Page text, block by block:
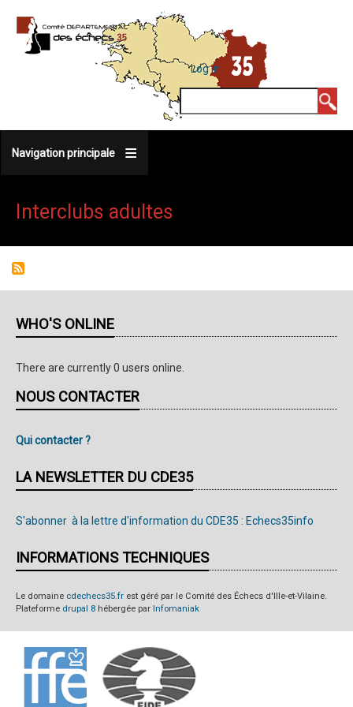
main
MENU
DU
COMPTE
DE
Log in
Navigation principale
Interclubs adultes
WHO'S ONLINE
There are currently 0 users online.
NOUS CONTACTER
Qui contacter ?
LA NEWSLETTER DU CDE35
S'abonner à la lettre d'information du CDE35 : Echecs35info
INFORMATIONS TECHNIQUES
Le domaine cdechecs35.fr est géré par le Comité des Échecs d'Ille-et-Vilaine.
Plateforme drupal 8 hébergée par Infomaniak